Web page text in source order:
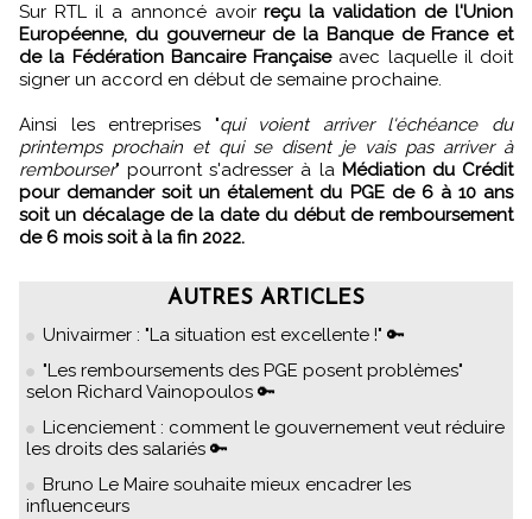
Sur RTL il a annoncé avoirreçu la validation de l'Union
Européenne, du gouverneur de la Banque de France et
de la Fédération Bancaire Française avec laquelle il doit
signer un accord en début de semaine prochaine.
Ainsi les entreprises "qui voient arriver l'échéance du
printemps prochain et qui se disent je vais pas arriver à
rembourser" pourront s'adresser à la Médiation du Crédit
pour demander soit un étalement du PGE de 6 à 10 ans
soit un décalage de la date du début de remboursement
de 6 mois soit à la fin 2022.
AUTRES ARTICLES
Univairmer : "La situation est excellente !" 🔑
"Les remboursements des PGE posent problèmes"
selon Richard Vainopoulos 🔑
Licenciement : comment le gouvernement veut réduire
les droits des salariés 🔑
Bruno Le Maire souhaite mieux encadrer les
influenceurs